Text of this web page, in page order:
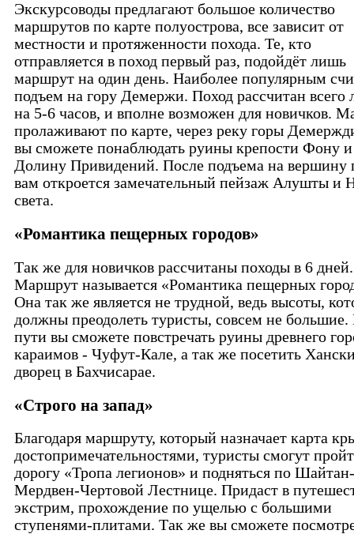
Экскурсоводы предлагают большое количество
маршрутов по карте полуострова, все зависит от
местности и протяженности похода. Те, кто
отправляется в поход первый раз, подойдёт лишь
маршрут на один день. Наиболее популярным
подъем на гору Демержи. Поход рассчитан всего
на 5-6 часов, и вполне возможен для новичков.
пролаживают по карте, через реку горы
вы сможете понаблюдать руины крепости Фону и
Долину Привидений. После подъема на вершину
вам откроется замечательный пейзаж Алушты и
света.
«Романтика пещерных городов»
Так же для новичков рассчитаны походы в 6 дней.
Маршрут называется «Романтика пещерных
Она так же является не трудной, ведь высоты,
должны преодолеть туристы, совсем не большие.
пути вы сможете повстречать руины древнего
караимов - Чуфут-Кале, а так же посетить
дворец в Бахчисарае.
«Строго на запад»
Благодаря маршруту, который назначает карта
достопримечательностями, туристы смогут
дорогу «Тропа легионов» и подняться по Шайтан-
Мердвен-Чертовой Лестнице. Придаст в
экстрим, прохождение по ущелью с большими
ступенями-плитами. Так же вы сможете